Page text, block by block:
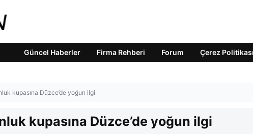
Güncel Haberler Firma Rehberi Forum Çerez Politikası
kupasına Düzce’de yoğun ilgi
kupasına Düzce’de yoğun ilgi